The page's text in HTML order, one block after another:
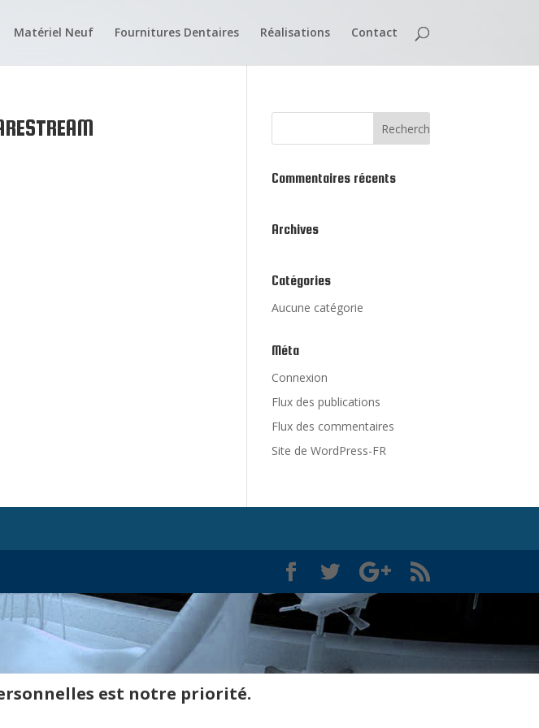
Matériel Neuf Fournitures Dentaires Réalisations Contact
Commentaires récents
Archives
Catégories
Aucune catégorie
Méta
Connexion
Flux des publications
Flux des commentaires
Site de WordPress-FR
est notre priorité.